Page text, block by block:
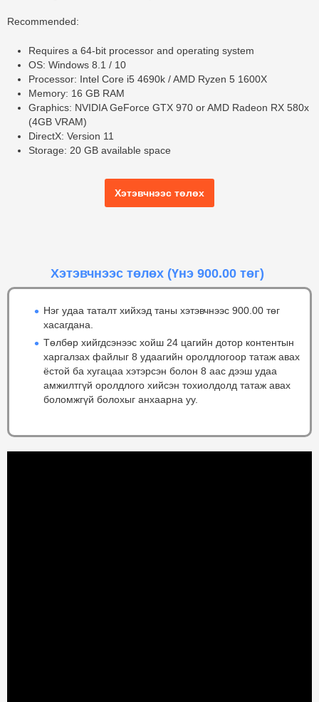
Recommended:
Requires a 64-bit processor and operating system
OS: Windows 8.1 / 10
Processor: Intel Core i5 4690k / AMD Ryzen 5 1600X
Memory: 16 GB RAM
Graphics: NVIDIA GeForce GTX 970 or AMD Radeon RX 580x
(4GB VRAM)
DirectX: Version 11
Storage: 20 GB available space
Хэтэвчнээс төлөх
Хэтэвчнээс төлөх (Үнэ 900.00 төг)
Нэг удаа таталт хийхэд таны хэтэвчнээс 900.00 төг
хасагдана.
Төлбөр хийгдсэнээс хойш 24 цагийн дотор контентын
харгалзах файлыг 8 удаагийн оролдлогоор татаж авах
ёстой ба хугацаа хэтэрсэн болон 8 аас дээш удаа
амжилтгүй оролдлого хийсэн тохиолдолд татаж авах
боломжгүй болохыг анхаарна уу.